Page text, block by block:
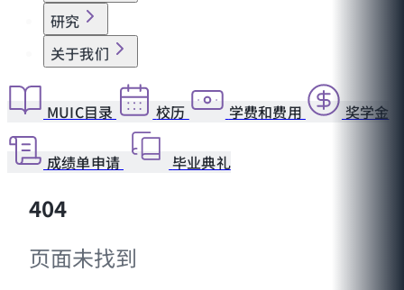
研究
关于我们
MUIC目录 校历 学费和费用 奖学金
成绩单申请 毕业典礼
404
页面未找到